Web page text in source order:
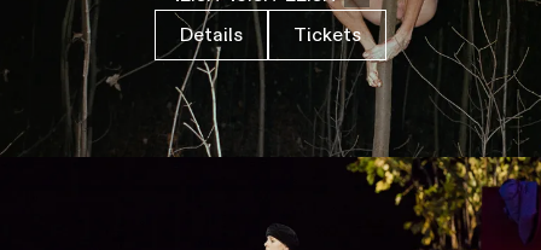
Details Tickets